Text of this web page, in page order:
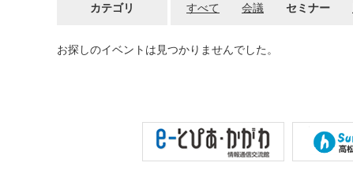
カテゴリ すべて 会議 セミナー
お探しのイベントは見つかりませんでした。